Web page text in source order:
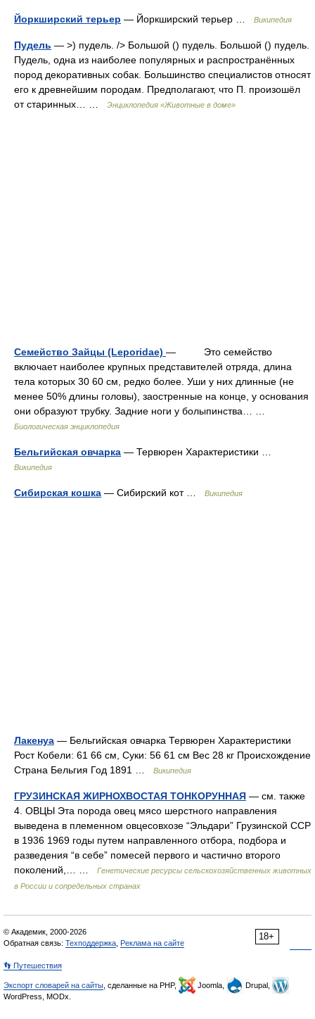
Йоркширский терьер — Йоркширский терьер … Википедия
Пудель — >) пудель. /> Большой () пудель. Большой () пудель.
Пудель, одна из наиболее популярных и распространённых
пород декоративных собак. Большинство специалистов относят
его к древнейшим породам. Предполагают, что П. произошёл
от старинных… …
Энциклопедия «Животные в доме»
Семейство Зайцы (Leporidae) — Это семейство
включает наиболее крупных представителей отряда, длина
тела которых 30 60 см, редко более. Уши у них длинные (не
менее 50% длины головы), заостренные на конце, у основания
они образуют трубку. Задние ноги у болыпинства… …
Биологическая энциклопедия
Бельгийская овчарка — Тервюрен Характеристики …
Википедия
Сибирская кошка — Сибирский кот … Википедия
Лакенуа — Бельгийская овчарка Тервюрен Характеристики
Рост Кобели: 61 66 см, Суки: 56 61 см Вес 28 кг Происхождение
Страна Бельгия Год 1891 …
Википедия
ГРУЗИНСКАЯ ЖИРНОХВОСТАЯ ТОНКОРУННАЯ — см. также
4. ОВЦЫ Эта порода овец мясо шерстного направления
выведена в племенном овцесовхозе “Эльдари” Грузинской ССР
в 1936 1969 годы путем направленного отбора, подбора и
разведения “в себе” помесей первого и частично второго
поколений,… …
Генетические ресурсы сельскохозяйственных животных
в России и сопредельных странах
18+
© Академик, 2000-2026
Обратная связь: Техподдержка Реклама на сайте
👣 Путешествия
Экспорт словарей на сайты , сделанные на PHP, Joomla,
Drupal,
WordPress, MODx.